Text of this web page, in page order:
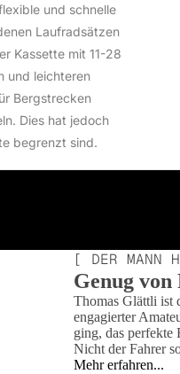
und schnelle
Laufradsätzen
Kassette mit 11-28
und leichteren
Bergstrecken
Dies hat jedoch
begrenzt sind.
[ DER MANN
Genug von
Thomas Glättli ist
engagierter
ging, das perfekte
Nicht der Fahrer
Mehr erfahren...